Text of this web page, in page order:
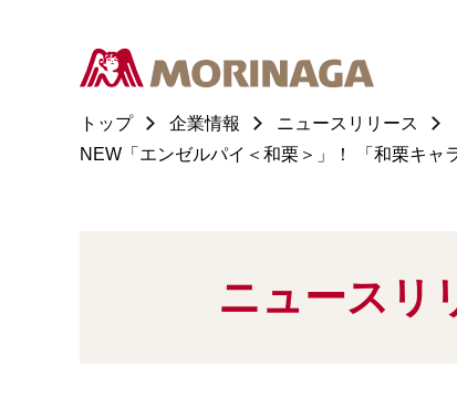
トップ 企業情報
ニュースリリース
NEW「エンゼルパイ＜和栗＞」！ 「和栗キ
ニュースリ